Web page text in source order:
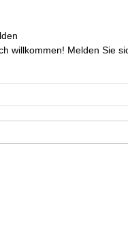
willkommen! Melden Sie